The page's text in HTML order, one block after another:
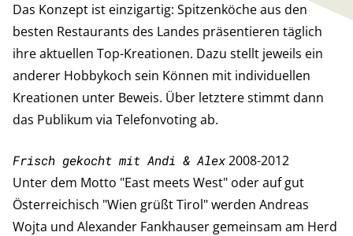
Das Konzept ist einzigartig: Spitzenköche aus den
besten Restaurants des Landes präsentieren täglich
ihre aktuellen Top-Kreationen. Dazu stellt jeweils ein
anderer Hobbykoch sein Können mit individuellen
Kreationen unter Beweis. Über letztere stimmt dann
das Publikum via Telefonvoting ab.
Frisch gekocht mit Andi & Alex2008-2012
Unter dem Motto "East meets West" oder auf gut
Österreichisch "Wien grüßt Tirol" werden Andreas
Wojta und Alexander Fankhauser gemeinsam am Herd